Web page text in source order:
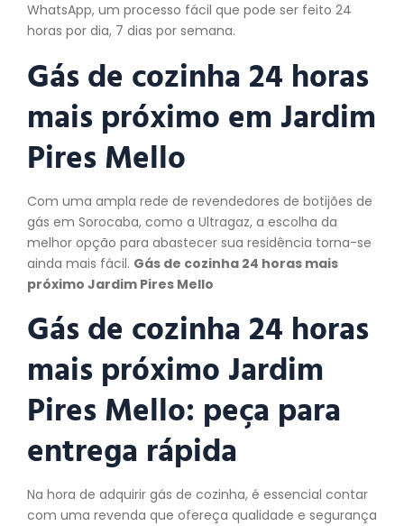
WhatsApp, um processo fácil que pode ser feito 24
horas por dia, 7 dias por semana.
Gás de cozinha 24 horas
mais próximo em Jardim
Pires Mello
Com uma ampla rede de revendedores de botijões de
gás em Sorocaba, como a Ultragaz, a escolha da
melhor opção para abastecer sua residência torna-se
ainda mais fácil. Gás de cozinha 24 horas mais
próximo Jardim Pires Mello
Gás de cozinha 24 horas
mais próximo Jardim
Pires Mello: peça para
entrega rápida
Na hora de adquirir gás de cozinha, é essencial contar
com uma revenda que ofereça qualidade e segurança